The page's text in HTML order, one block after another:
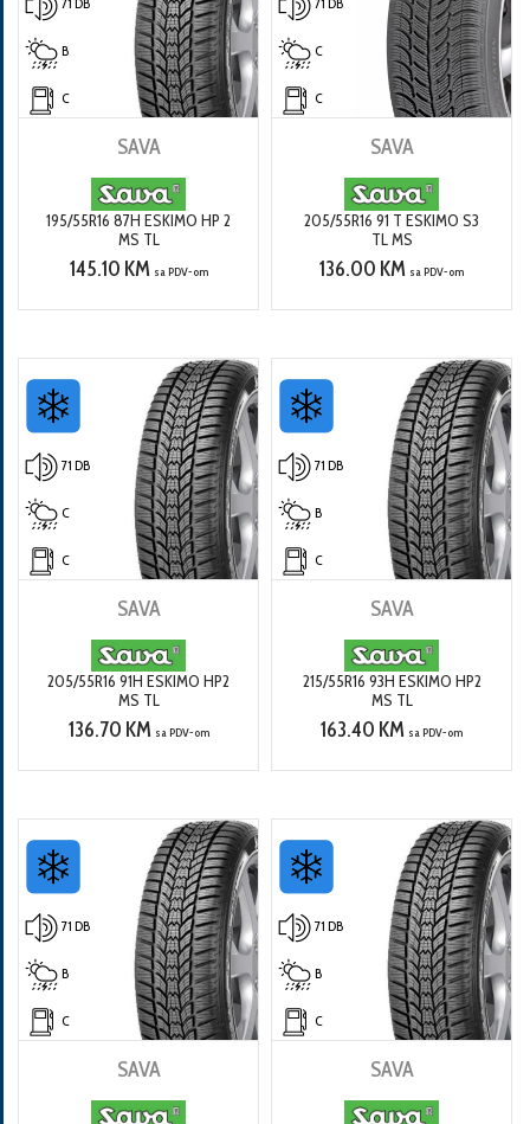
B
C
SAVA
195/55R16 87H ESKIMO HP 2
MS TL
145.10 KM sa PDV-om
C
C
SAVA
205/55R16 91 T ESKIMO S3
TL MS
136.00 KM sa PDV-om
71 DB
C
C
SAVA
205/55R16 91H ESKIMO HP2
MS TL
136.70 KM sa PDV-om
71 DB
B
C
SAVA
215/55R16 93H ESKIMO HP2
MS TL
163.40 KM sa PDV-om
71 DB
B
C
SAVA
71 DB
B
C
SAVA